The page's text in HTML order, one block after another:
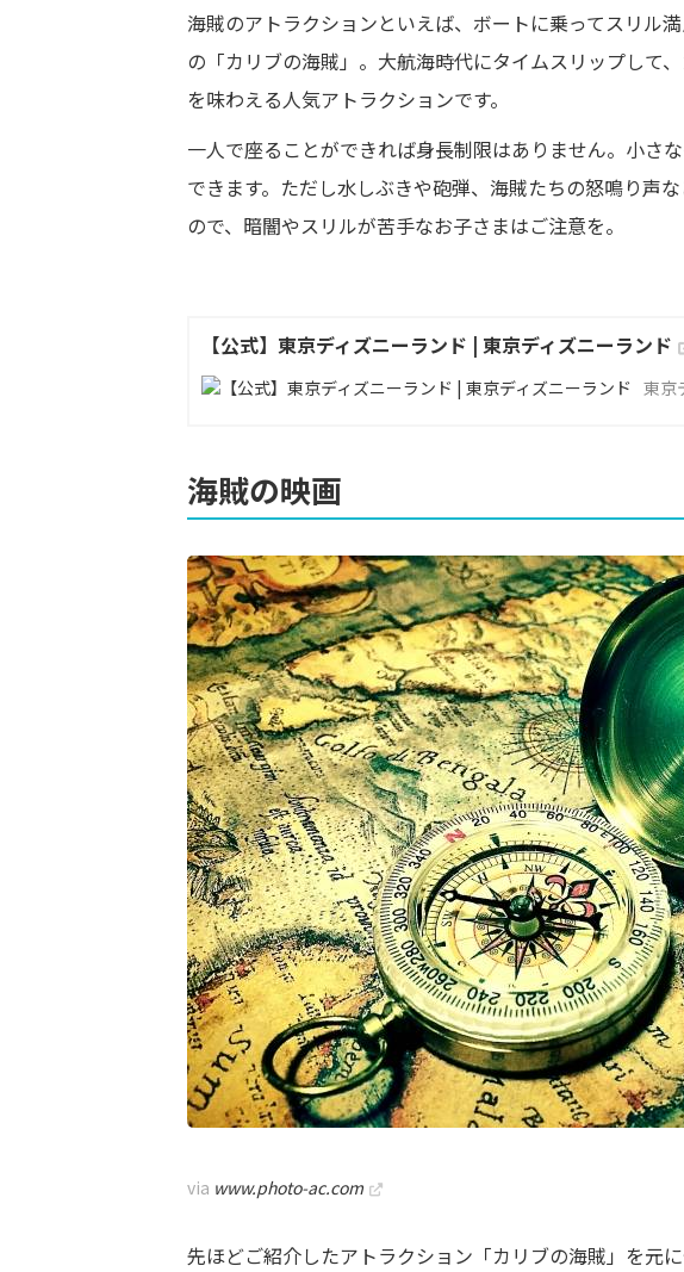
海賊のアトラクションといえば、ボートに乗ってスリル
の「カリブの海賊」。大航海時代にタイムスリップして
を味わえる人気アトラクションです。
一人で座ることができれば身長制限はありません。小さ
できます。ただし水しぶきや砲弾、海賊たちの怒鳴り声
ので、暗闇やスリルが苦手なお子さまはご注意を。
【公式】東京ディズニーランド | 東京ディズニーランド
東京
海賊の映画
via www.photo-ac.com
先ほどご紹介したアトラクション「カリブの海賊」を元